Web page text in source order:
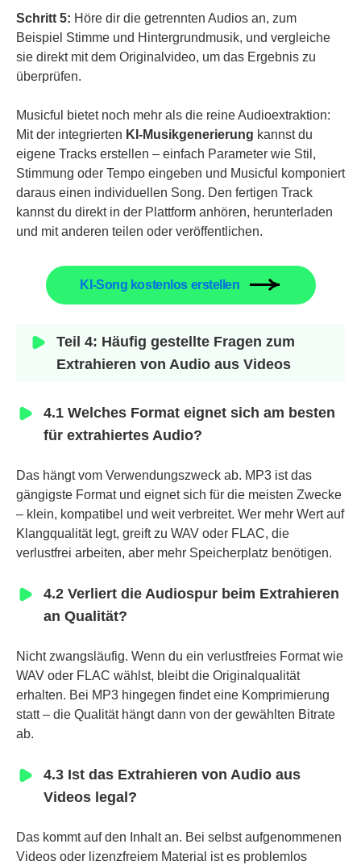
Schritt 5: Höre dir die getrennten Audios an, zum
Beispiel Stimme und Hintergrundmusik, und vergleiche
sie direkt mit dem Originalvideo, um das Ergebnis zu
überprüfen.
Musicful bietet noch mehr als die reine Audioextraktion:
Mit der integrierten KI-Musikgenerierung kannst du
eigene Tracks erstellen – einfach Parameter wie Stil,
Stimmung oder Tempo eingeben und Musicful komponiert
daraus einen individuellen Song. Den fertigen Track
kannst du direkt in der Plattform anhören, herunterladen
und mit anderen teilen oder veröffentlichen.
KI-Song kostenlos erstellen
Teil 4: Häufig gestellte Fragen zum
Extrahieren von Audio aus Videos
4.1 Welches Format eignet sich am besten
für extrahiertes Audio?
Das hängt vom Verwendungszweck ab. MP3 ist das
gängigste Format und eignet sich für die meisten Zwecke
– klein, kompatibel und weit verbreitet. Wer mehr Wert auf
Klangqualität legt, greift zu WAV oder FLAC, die
verlustfrei arbeiten, aber mehr Speicherplatz benötigen.
4.2 Verliert die Audiospur beim Extrahieren
an Qualität?
Nicht zwangsläufig. Wenn du ein verlustfreies Format wie
WAV oder FLAC wählst, bleibt die Originalqualität
erhalten. Bei MP3 hingegen findet eine Komprimierung
statt – die Qualität hängt dann von der gewählten Bitrate
ab.
4.3 Ist das Extrahieren von Audio aus
Videos legal?
Das kommt auf den Inhalt an. Bei selbst aufgenommenen
Videos oder lizenzfreiem Material ist es problemlos